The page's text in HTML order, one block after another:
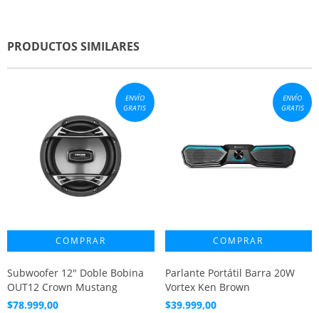
PRODUCTOS SIMILARES
ENVÍO
GRATIS
Subwoofer 12" Doble Bobina
OUT12 Crown Mustang
$78.999,00
ENVÍO
GRATIS
Parlante Portátil Barra 20W
Vortex Ken Brown
$39.999,00